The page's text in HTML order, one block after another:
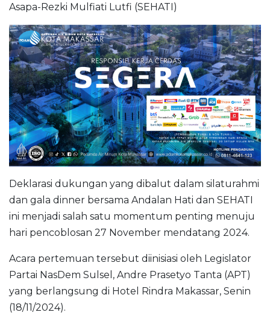
Asapa-Rezki Mulfiati Lutfi (SEHATI)
Deklarasi dukungan yang dibalut dalam silaturahmi
dan gala dinner bersama Andalan Hati dan SEHATI
ini menjadi salah satu momentum penting menuju
hari pencoblosan 27 November mendatang 2024.
Acara pertemuan tersebut diinisiasi oleh Legislator
Partai NasDem Sulsel, Andre Prasetyo Tanta (APT)
yang berlangsung di Hotel Rindra Makassar, Senin
(18/11/2024).